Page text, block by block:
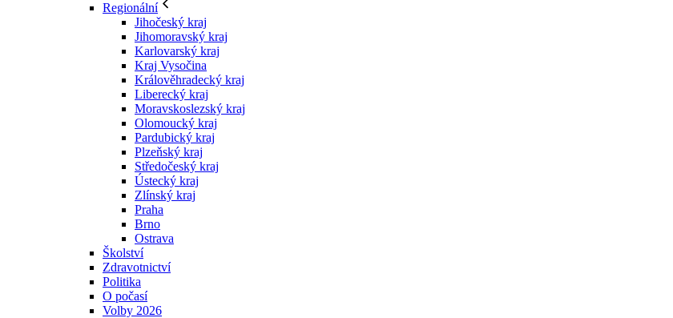
Regionální
Jihočeský kraj
Jihomoravský kraj
Karlovarský kraj
Kraj Vysočina
Králověhradecký kraj
Liberecký kraj
Moravskoslezský kraj
Olomoucký kraj
Pardubický kraj
Plzeňský kraj
Středočeský kraj
Ústecký kraj
Zlínský kraj
Praha
Brno
Ostrava
Školství
Zdravotnictví
Politika
O počasí
Volby 2026